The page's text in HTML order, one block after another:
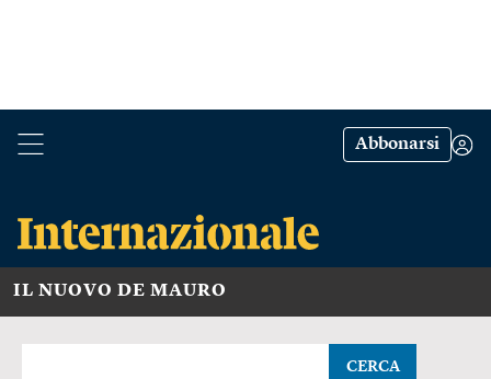
Abbonarsi
IL NUOVO DE MAURO
CERCA